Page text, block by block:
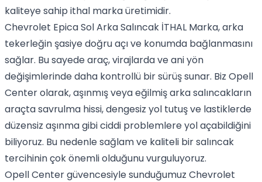
kaliteye sahip ithal marka üretimidir.
Chevrolet Epica Sol Arka Salıncak İTHAL Marka, arka
tekerleğin şasiye doğru açı ve konumda bağlanmasını
sağlar. Bu sayede araç, virajlarda ve ani yön
değişimlerinde daha kontrollü bir sürüş sunar. Biz Opell
Center olarak, aşınmış veya eğilmiş arka salıncakların
araçta savrulma hissi, dengesiz yol tutuş ve lastiklerde
düzensiz aşınma gibi ciddi problemlere yol açabildiğini
biliyoruz. Bu nedenle sağlam ve kaliteli bir salıncak
tercihinin çok önemli olduğunu vurguluyoruz.
Opell Center güvencesiyle sunduğumuz Chevrolet